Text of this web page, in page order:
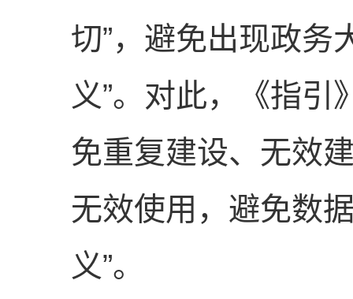
切”，避免出现政务
义”。对此，《指
免重复建设、无效
无效使用，避免数
义”。